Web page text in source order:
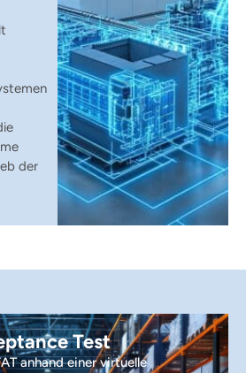
der
Test
anhand einer virtuelle